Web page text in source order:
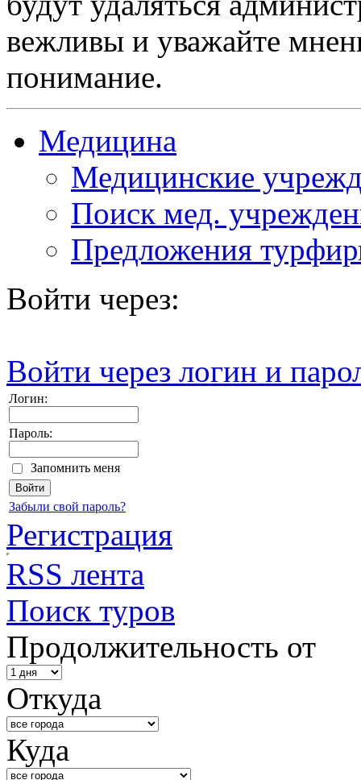
вежливы и уважайте
понимание.
Медицина
Медицинские
Поиск мед.
Предложения
Войти через:
Войти через логин и
Логин:
Пароль:
Запомнить меня
Забыли свой пароль?
Регистрация
RSS лента
Поиск туров
Продолжительность от
Откуда
Куда